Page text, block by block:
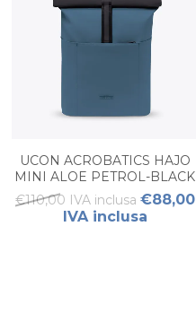
UCON ACROBATICS HAJO
MINI ALOE PETROL-BLACK
€110,00 IVA inclusa €88,00
IVA inclusa